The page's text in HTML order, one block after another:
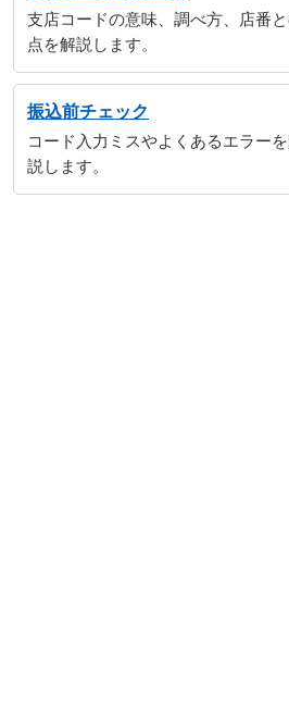
支店コードの意味、調べ方、店番
点を解説します。
振込前チェック
コード入力ミスやよくあるエラー
説します。